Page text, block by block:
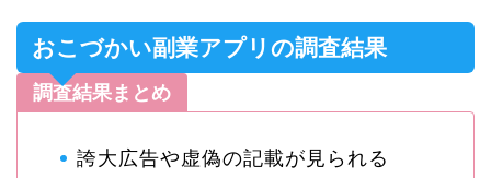
おこづかい副業アプリの調査結果
調査結果まとめ
誇大広告や虚偽の記載が見られる